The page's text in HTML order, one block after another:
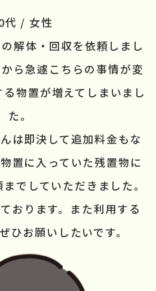
代 / 女性
解体・回収を依頼しまし
ら急遽こちらの事情が変
る物置が増えてしまいまし
た。
は即決して追加料金もな
物置に入っていた残置物に
まで していただきました。
おります。
また利用する
ぜひお願いしたいです。